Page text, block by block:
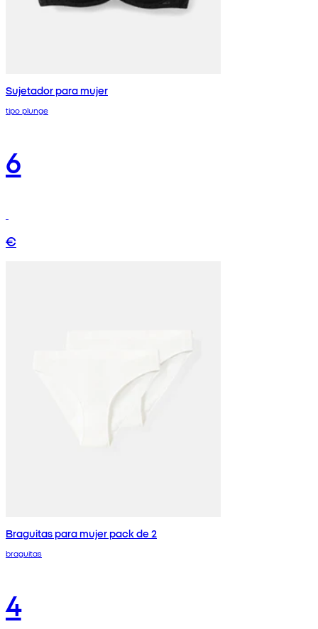
Sujetador para mujer
tipo plunge
6
€
Braguitas para mujer pack de 2
braguitas
4